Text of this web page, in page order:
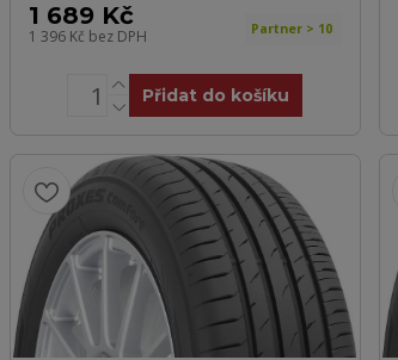
1 689 Kč
1 396 Kč bez DPH Partner > 10
Přidat do košíku